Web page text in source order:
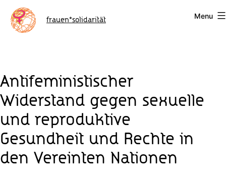
Skip
content
frauen*solidarität
Menu
Antifeministischer
Widerstand gegen sexuelle
und reproduktive
Gesundheit und Rechte in
den Vereinten Nationen